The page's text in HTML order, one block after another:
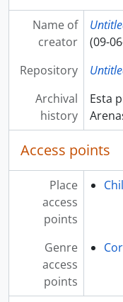
Name of
creator
(09-
Repository
Archival
history
Esta
Access points
Place
access
points
Genre
access
points